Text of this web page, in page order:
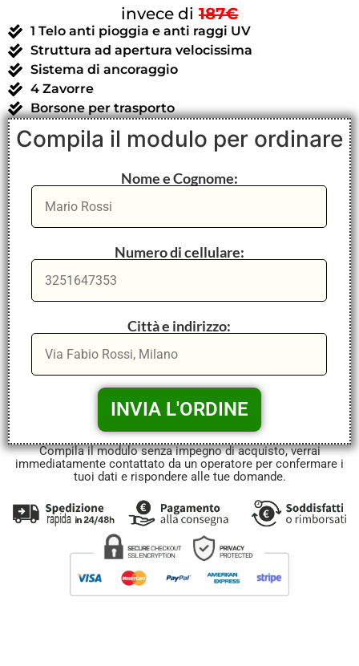
invece di 187€
1 Telo anti pioggia e anti raggi UV
Struttura ad apertura velocissima
Sistema di ancoraggio
4 Zavorre
Borsone per trasporto
Compila il modulo per ordinare
Nome e Cognome:
Numero di cellulare:
Città e indirizzo:
Compila il modulo senza impegno di acquisto, verrai
immediatamente contattato da un operatore per confermare i
tuoi dati e rispondere alle tue domande.